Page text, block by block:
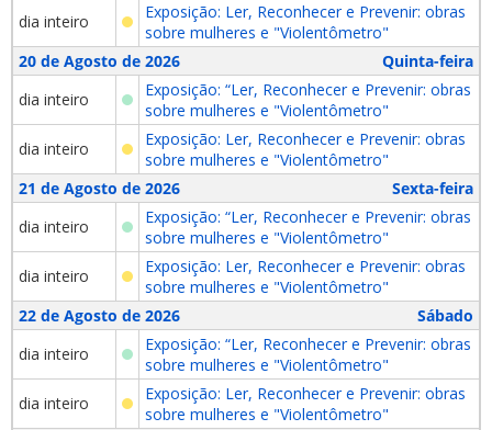
dia inteiro
Exposição: Ler, Reconhecer e Prevenir: obras
sobre mulheres e "Violentômetro"
20 de Agosto de 2026
Quinta-feira
dia inteiro
Exposição: “Ler, Reconhecer e Prevenir: obras
sobre mulheres e "Violentômetro"
dia inteiro
Exposição: Ler, Reconhecer e Prevenir: obras
sobre mulheres e "Violentômetro"
21 de Agosto de 2026
Sexta-feira
dia inteiro
Exposição: “Ler, Reconhecer e Prevenir: obras
sobre mulheres e "Violentômetro"
dia inteiro
Exposição: Ler, Reconhecer e Prevenir: obras
sobre mulheres e "Violentômetro"
22 de Agosto de 2026
Sábado
dia inteiro
Exposição: “Ler, Reconhecer e Prevenir: obras
sobre mulheres e "Violentômetro"
dia inteiro
Exposição: Ler, Reconhecer e Prevenir: obras
sobre mulheres e "Violentômetro"